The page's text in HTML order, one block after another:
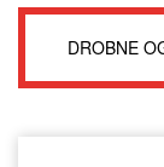
DROBNE